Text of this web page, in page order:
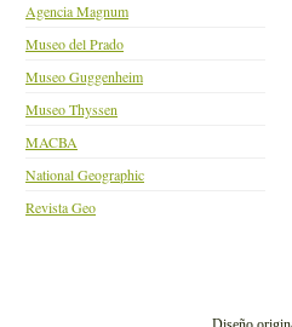
Agencia Magnum
Museo del Prado
Museo Guggenheim
Museo Thyssen
MACBA
National Geographic
Revista Geo